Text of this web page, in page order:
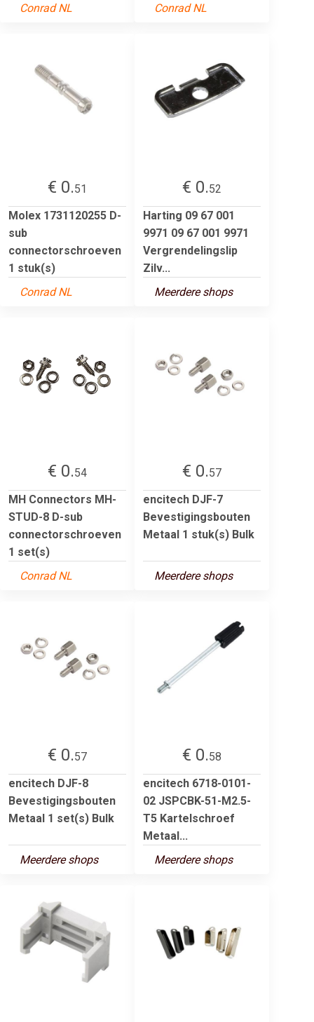
Conrad NL
Conrad NL
€ 0.51
Molex 1731120255 D-
sub
connectorschroeven
1 stuk(s)
Conrad NL
€ 0.52
Harting 09 67 001
9971 09 67 001 9971
Vergrendelingslip
Zilv...
Meerdere shops
€ 0.54
MH Connectors MH-
STUD-8 D-sub
connectorschroeven
1 set(s)
Conrad NL
€ 0.57
encitech DJF-7
Bevestigingsbouten
Metaal 1 stuk(s) Bulk
Meerdere shops
€ 0.57
encitech DJF-8
Bevestigingsbouten
Metaal 1 set(s) Bulk
Meerdere shops
€ 0.58
encitech 6718-0101-
02 JSPCBK-51-M2.5-
T5 Kartelschroef
Metaal...
Meerdere shops